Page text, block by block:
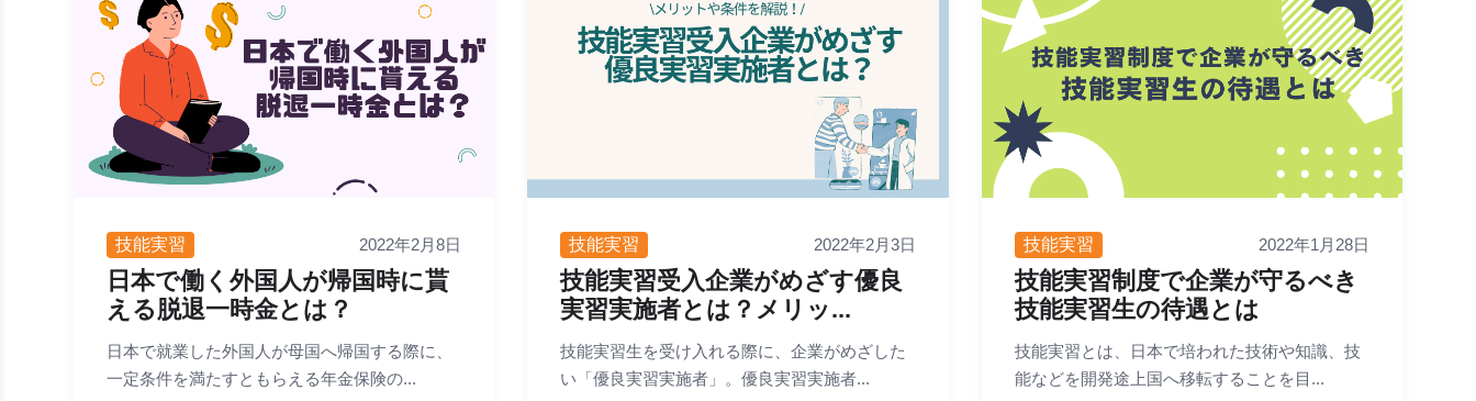
技能実習 2022年2月8日
日本で働く外国人が帰国時に貰
える脱退一時金とは？
日本で就業した外国人が母国へ帰国する際に、
一定条件を満たすともらえる年金保険の...
技能実習 2022年2月3日
技能実習受入企業がめざす優良
実習実施者とは？メリッ...
技能実習生を受け入れる際に、企業がめざした
い「優良実習実施者」。優良実習実施者...
技能実習 2022年1月28日
技能実習制度で企業が守るべき
技能実習生の待遇とは
技能実習とは、日本で培われた技術や知識、技
能などを開発途上国へ移転することを目...